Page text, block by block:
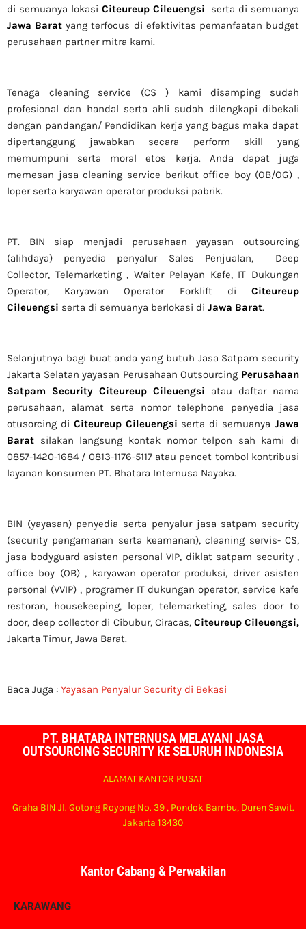
di semuanya lokasi Citeureup Cileuengsi serta di semuanya
Jawa Barat yang terfocus di efektivitas pemanfaatan budget
perusahaan partner mitra kami.
Tenaga cleaning service (CS ) kami disamping sudah
profesional dan handal serta ahli sudah dilengkapi dibekali
dengan pandangan/ Pendidikan kerja yang bagus maka dapat
dipertanggung jawabkan secara perform skill yang
memumpuni serta moral etos kerja. Anda dapat juga
memesan jasa cleaning service berikut office boy (OB/OG) ,
loper serta karyawan operator produksi pabrik.
PT. BIN siap menjadi perusahaan yayasan outsourcing
(alihdaya) penyedia penyalur Sales Penjualan, Deep
Collector, Telemarketing , Waiter Pelayan Kafe, IT Dukungan
Operator, Karyawan Operator Forklift di Citeureup
Cileuengsi serta di semuanya berlokasi di Jawa Barat.
Selanjutnya bagi buat anda yang butuh Jasa Satpam security
Jakarta Selatan yayasan Perusahaan Outsourcing Perusahaan
Satpam Security Citeureup Cileuengsi atau daftar nama
perusahaan, alamat serta nomor telephone penyedia jasa
otusorcing di Citeureup Cileuengsi serta di semuanyaJawa
Barat silakan langsung kontak nomor telpon sah kami di
0857-1420-1684 / 0813-1176-5117 atau pencet tombol kontribusi
layanan konsumen PT. Bhatara Internusa Nayaka.
BIN (yayasan) penyedia serta penyalur jasa satpam security
(security pengamanan serta keamanan), cleaning servis- CS,
jasa bodyguard asisten personal VIP, diklat satpam security ,
office boy (OB) , karyawan operator produksi, driver asisten
personal (VVIP) , programer IT dukungan operator, service kafe
restoran, housekeeping, loper, telemarketing, sales door to
door, deep collector di Cibubur, Ciracas, Citeureup Cileuengsi,
Jakarta Timur, Jawa Barat.
Baca Juga : Yayasan Penyalur Security di Bekasi
PT. BHATARA INTERNUSA MELAYANI JASA
OUTSOURCING SECURITY KE SELURUH INDONESIA
ALAMAT KANTOR PUSAT
Graha BIN Jl. Gotong Royong No. 39 , Pondok Bambu, Duren Sawit.
Jakarta 13430
Kantor Cabang & Perwakilan
KARAWANG